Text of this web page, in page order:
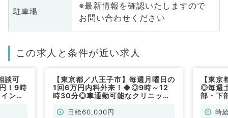
駐車場
※最新情報を確認いたしますので
お問い合わせください
この求人と条件が近い求人
談可
！9時
ンの
【東京都／八王子市】毎週月曜日の
1回6万円内科外来！◆◎9時～12
時30分◎車通勤可能なクリニック
日給60,000円
【東
◎毎週
部・下
時